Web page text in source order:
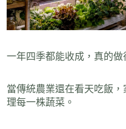
一年四季都能收成，真的做
當傳統農業還在看天吃飯
理每一株蔬菜。